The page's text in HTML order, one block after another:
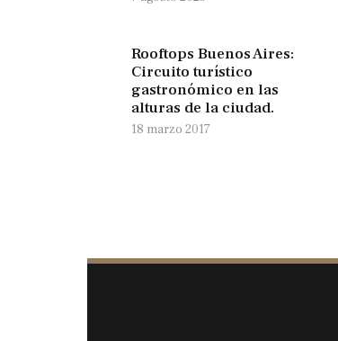
Rooftops Buenos Aires:
Circuito turístico
gastronómico en las
alturas de la ciudad.
18 marzo 2017